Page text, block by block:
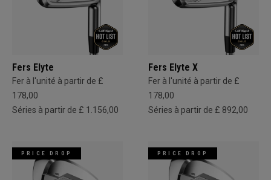
Fers Elyte
Fer à l'unité à partir de £
178,00
Séries à partir de £ 1.156,00
Fers Elyte X
Fer à l'unité à partir de £
178,00
Séries à partir de £ 892,00
PRICE DROP PRICE DROP